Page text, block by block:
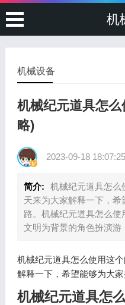
机
机械设备
机械纪元道具怎
略)
2023-09-18 18:07:25
简介:
机械纪元道具怎么
天来为大家解释一下，
路。机械纪元道具怎么
文明为背景的角色扮演游
机械纪元道具怎么使用这
解释一下，希望能够为大家
机械纪元道具怎